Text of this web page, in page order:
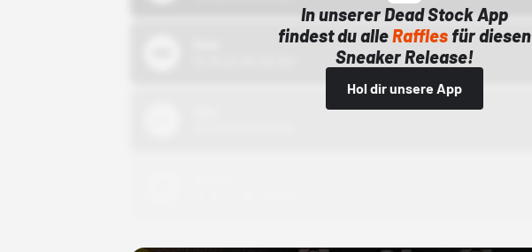
In unserer Dead Stock App
findest du alleRaffles für diesen
Sneaker Release!
Hol dir unsere App